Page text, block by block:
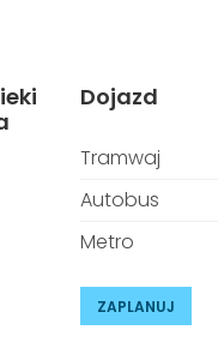
Dojazd
Tramwaj
Autobus
Metro
ZAPLANUJ